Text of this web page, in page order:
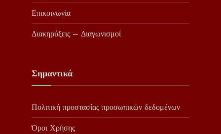
Επικοινωνία
Διακηρύξεις – Διαγωνισμοί
Σημαντικά
Πολιτική προστασίας προσωπικών δεδομένων
Όροι Χρήσης